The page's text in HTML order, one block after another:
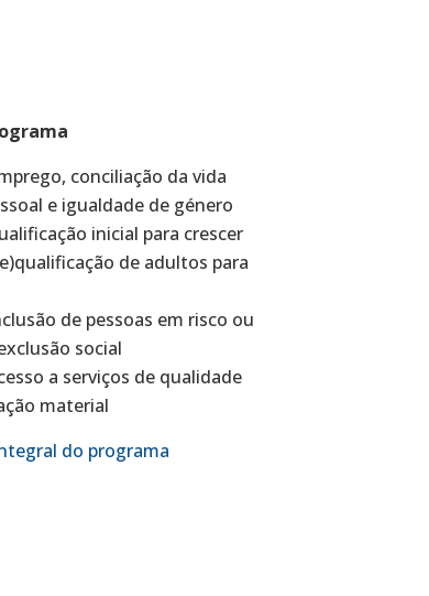
conciliação da vida
e igualdade de género
inicial para crescer
de adultos para
de pessoas em risco ou
social
a serviços de qualidade
material
do programa